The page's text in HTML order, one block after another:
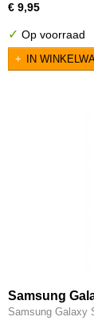
€ 9,95
✓ Op voorraad
IN
Samsung
siliconen
Samsung Galaxy